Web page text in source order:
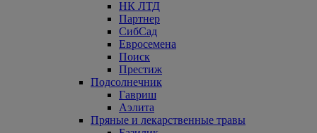
НК ЛТД
Партнер
СибСад
Евросемена
Поиск
Престиж
Подсолнечник
Гавриш
Аэлита
Пряные и лекарственные травы